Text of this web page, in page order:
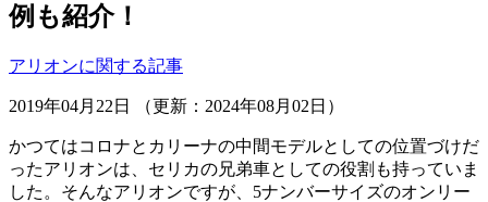
例も紹介！
アリオンに関する記事
2019年04月22日 （更新：2024年08月02日）
かつてはコロナとカリーナの中間モデルとしての位置づけだ
ったアリオンは、セリカの兄弟車としての役割も持っていま
した。そんなアリオンですが、5ナンバーサイズのオンリー